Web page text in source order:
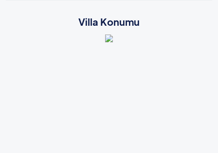
Villa Konumu